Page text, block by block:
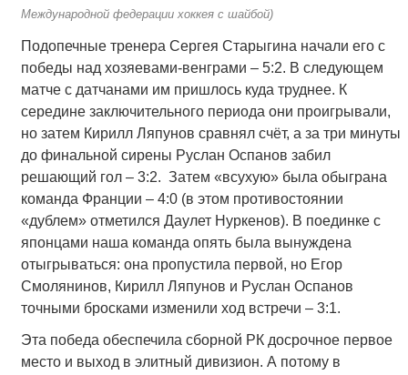
Международной федерации хоккея с шайбой)
Подопечные тренера Сергея Старыгина начали его с
победы над хозяевами-венграми – 5:2. В следующем
матче с датчанами им пришлось куда труднее. К
середине заключительного периода они проигрывали,
но затем Кирилл Ляпунов сравнял счёт, а за три минуты
до финальной сирены Руслан Оспанов забил
решающий гол – 3:2. Затем «всухую» была обыграна
команда Франции – 4:0 (в этом противостоянии
«дублем» отметился Даулет Нуркенов). В поединке с
японцами наша команда опять была вынуждена
отыгрываться: она пропустила первой, но Егор
Смолянинов, Кирилл Ляпунов и Руслан Оспанов
точными бросками изменили ход встречи – 3:1.
Эта победа обеспечила сборной РК досрочное первое
место и выход в элитный дивизион. А потому в